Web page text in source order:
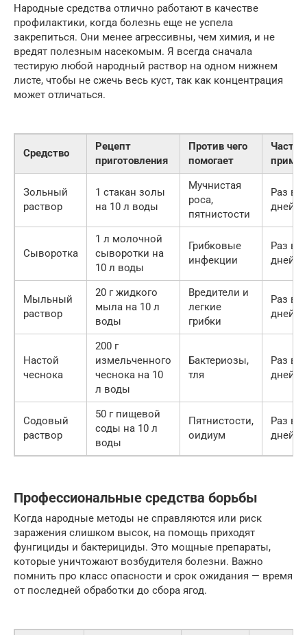
Народные средства отлично работают в качестве
профилактики, когда болезнь еще не успела
закрепиться. Они менее агрессивны, чем химия, и не
вредят полезным насекомым. Я всегда сначала
тестирую любой народный раствор на одном нижнем
листе, чтобы не сжечь весь куст, так как концентрация
может отличаться.
Средство
Рецепт
приготовления
Против чего
помогает
Зольный
раствор
1 стакан золы
на 10 л воды
Мучнистая
роса,
пятнистости
Раз в
дней
Сыворотка
1 л молочной
сыворотки на
10 л воды
Грибковые
инфекции
Раз в
дней
Мыльный
раствор
20 г жидкого
мыла на 10 л
воды
Вредители и
легкие
грибки
Раз в 7
дней
Настой
чеснока
200 г
измельченного
чеснока на 10
л воды
Бактериозы,
тля
Раз в
дней
Содовый
раствор
50 г пищевой
соды на 10 л
воды
Пятнистости,
оидиум
Раз в
дней
Профессиональные средства борьбы
Когда народные методы не справляются или риск
заражения слишком высок, на помощь приходят
фунгициды и бактерициды. Это мощные препараты,
которые уничтожают возбудителя болезни. Важно
помнить про класс опасности и срок ожидания — время
от последней обработки до сбора ягод.